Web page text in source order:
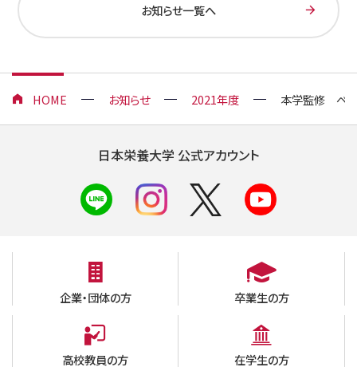
お知らせ一覧へ
HOME お知らせ 2021年度 本学監修 ベル
日本栄養大学 公式アカウント
企業・団体の方 卒業生の方
高校教員の方 在学生の方